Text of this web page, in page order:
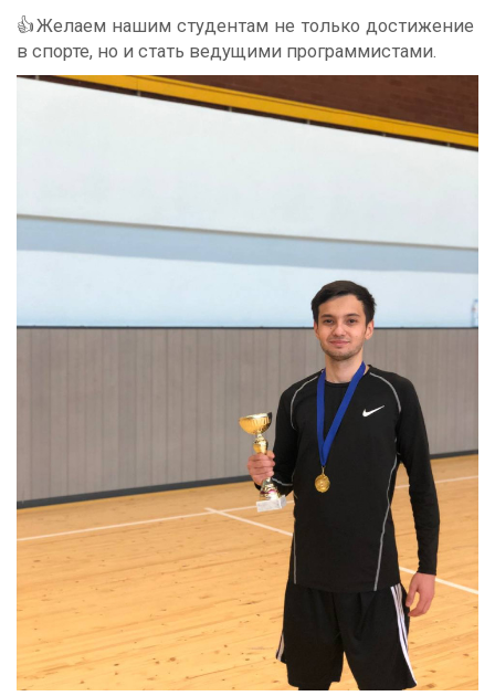
👍Желаем нашим студентам не только достижение
в спорте, но и стать ведущими программистами.